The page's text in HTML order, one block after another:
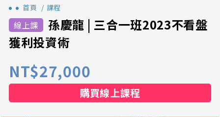
首頁 課程
孫慶龍 | 三合一班2023不看盤
獲利投資術
NT$27,000
購買線上課程